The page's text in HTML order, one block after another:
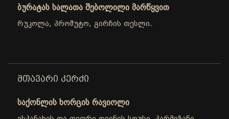
ბურატას სალათა შებოლილი მარწყვით
რუკოლა, პროშუტო, გირჩის თესლი.
ᲛᲗᲐᲕᲐᲠᲘ ᲙᲔᲠᲫᲘ
საქონლის ხორცის რავიოლი